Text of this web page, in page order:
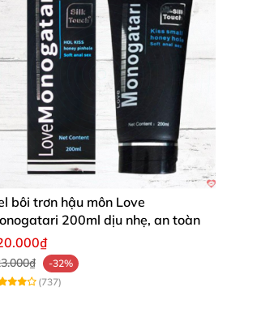
bôi trơn hậu môn Love
200ml dịu nhẹ, an toàn
-32%
(737)